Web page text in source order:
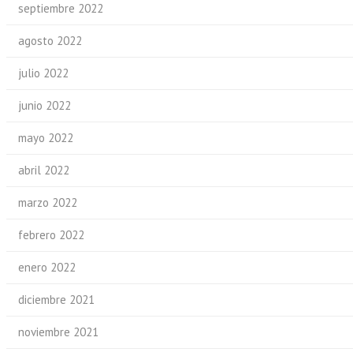
septiembre 2022
agosto 2022
julio 2022
junio 2022
mayo 2022
abril 2022
marzo 2022
febrero 2022
enero 2022
diciembre 2021
noviembre 2021